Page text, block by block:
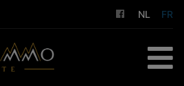
NL FR